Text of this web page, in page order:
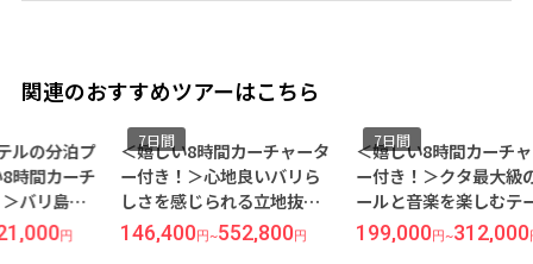
関連のおすすめツアーはこちら
＜嬉しい8時間カーチャータ
ー付き！＞心地良いバリら
しさを感じられる立地抜群
ホテル『ラマヤナ スイート
＆リゾート』宿泊 【往復日
7日間
146,400 552,800 円
＜嬉しい8時間カーチャータ
ー付き！＞クタ最大級のプ
ールと音楽を楽しむテーマ
ホテル『ハードロック ホテ
ル【Deluxe Room】』宿
199,000 312,000円
【ガ
ラス
しい
き！
と音